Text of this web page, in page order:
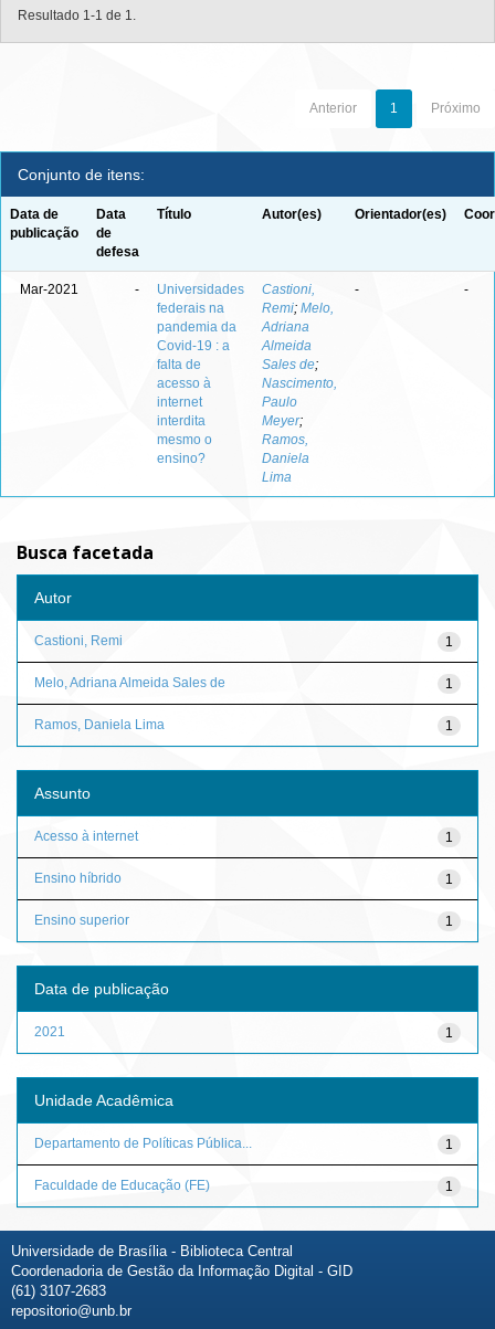
Resultado 1-1 de 1.
Anterior 1 Próximo
Conjunto de itens:
Data de
publicação
Data
de
defesa
Título Autor(es) Orientador(es)
Mar-2021 -
Universidades
federais na
pandemia da
Covid-19 : a
falta de
acesso à
internet
interdita
mesmo o
ensino?
Castioni,
Remi; Melo,
Adriana
Almeida
Sales de;
Nascimento,
Paulo
Meyer;
Ramos,
Daniela
Lima
- -
Busca facetada
Autor
1
Castioni, Remi
1
Melo, Adriana Almeida Sales de
1
Ramos, Daniela Lima
Assunto
1
Acesso à internet
1
Ensino híbrido
1
Ensino superior
Data de publicação
1
2021
Unidade Acadêmica
1
Departamento de Políticas Pública...
1
Faculdade de Educação (FE)
Universidade de Brasília - Biblioteca Central
Coordenadoria de Gestão da Informação Digital - GID
(61) 3107-2683
repositorio@unb.br